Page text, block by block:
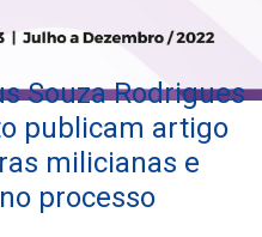
Souza Rodrigues
publicam artigo
milicianas e
processo